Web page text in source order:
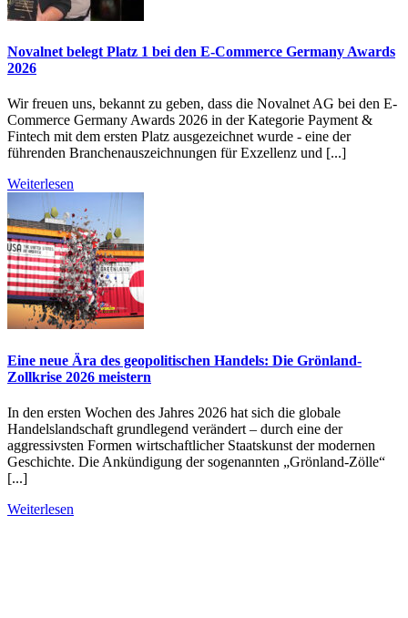
Novalnet belegt Platz 1 bei den E-Commerce Germany Awards
2026
Wir freuen uns, bekannt zu geben, dass die Novalnet AG bei den E-
Commerce Germany Awards 2026 in der Kategorie Payment &
Fintech mit dem ersten Platz ausgezeichnet wurde - eine der
führenden Branchenauszeichnungen für Exzellenz und [...]
Weiterlesen
Eine neue Ära des geopolitischen Handels: Die Grönland-
Zollkrise 2026 meistern
In den ersten Wochen des Jahres 2026 hat sich die globale
Handelslandschaft grundlegend verändert – durch eine der
aggressivsten Formen wirtschaftlicher Staatskunst der modernen
Geschichte. Die Ankündigung der sogenannten „Grönland-Zölle“
[...]
Weiterlesen